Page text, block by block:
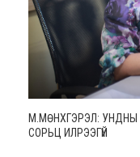
М.МӨНХГЭРЭЛ: УНДНЫ
СОРЬЦ ИЛРЭЭГҮЙ